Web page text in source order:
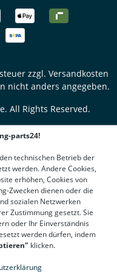
zzgl. Versandkosten
nicht anders angegeben.
All Rights Reserved.
parts24!
technischen Betrieb der
werden. Andere Cookies,
erhöhen, Cookies von
Zwecken dienen oder die
sozialen Netzwerken
Zustimmung gesetzt. Sie
oder Ihr Einverständnis
werden dürfen, indem
klicken.